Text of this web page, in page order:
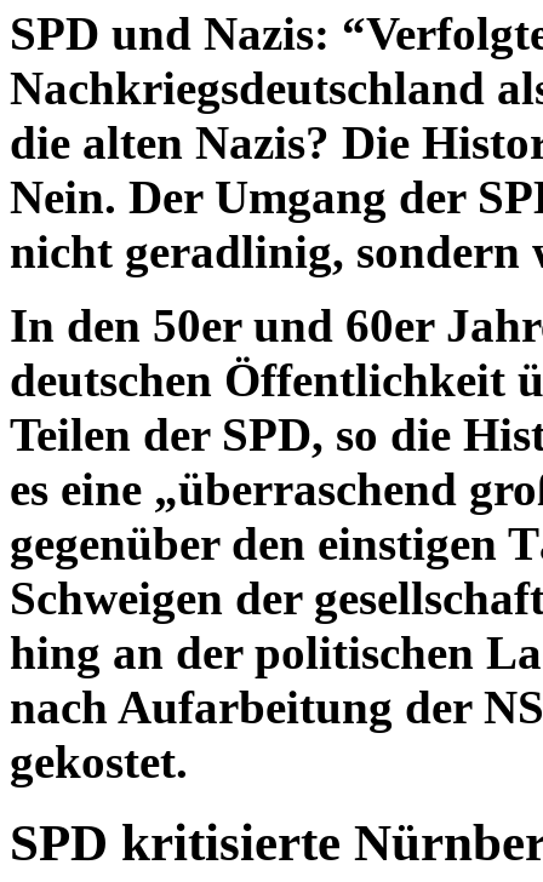
SPD und Nazis: “
Nachkriegsdeutschland
die alten Nazis? Die
Nein. Der Umgang der
nicht geradlinig, sondern
In den 50er und 60er
deutschen Öffentlichkeit
Teilen der SPD, so die
es eine „überraschend
gegenüber den einstigen
Schweigen der
hing an der politischen
nach Aufarbeitung der
gekostet.
SPD kritisierte